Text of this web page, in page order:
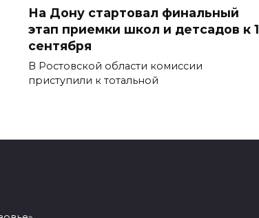
На Дону стартовал финальный
этап приемки школ и детсадов к 1
сентября
В Ростовской области комиссии
приступили к тотальной